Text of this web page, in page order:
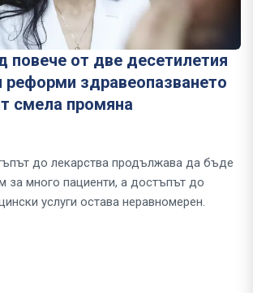
повече от две десетилетия
реформи здравеопазването
смела промяна
до лекарства продължава да бъде
за много пациенти, а достъпът до
услуги остава неравномерен.